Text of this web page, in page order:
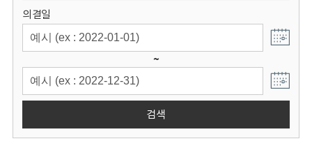
의결일
~
검색